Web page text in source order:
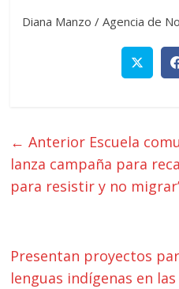
Diana Manzo / Agencia de
← Anterior Escuela
lanza campaña para
para resistir y no
Presentan proyectos
lenguas indígenas en